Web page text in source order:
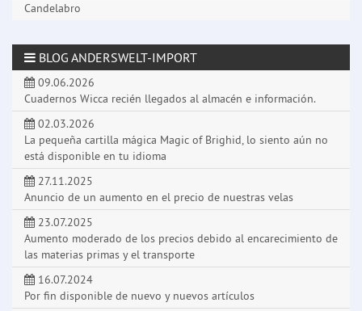
Candelabro
BLOG ANDERSWELT-IMPORT
09.06.2026
Cuadernos Wicca recién llegados al almacén e información.
02.03.2026
La pequeña cartilla mágica Magic of Brighid, lo siento aún no
está disponible en tu idioma
27.11.2025
Anuncio de un aumento en el precio de nuestras velas
23.07.2025
Aumento moderado de los precios debido al encarecimiento de
las materias primas y el transporte
16.07.2024
Por fin disponible de nuevo y nuevos artículos